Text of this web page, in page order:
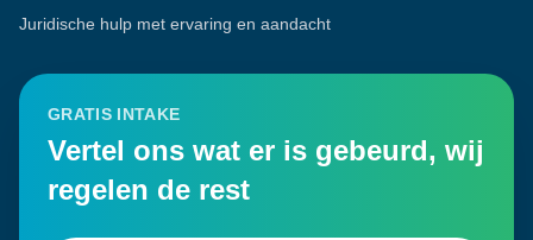
Juridische hulp met ervaring en aandacht
GRATIS INTAKE
Vertel ons wat er is gebeurd, wij
regelen de rest